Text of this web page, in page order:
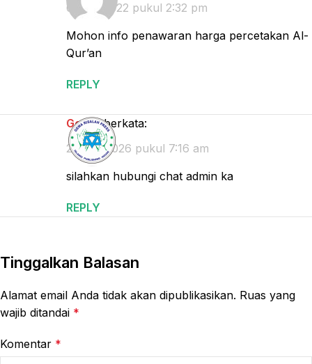
6 Juni 2022 pukul 2:32 pm
Mohon info penawaran harga percetakan Al-
Qur’an
REPLY
gema berkata:
28 Juli 2026 pukul 7:16 am
silahkan hubungi chat admin ka
REPLY
Tinggalkan Balasan
Alamat email Anda tidak akan dipublikasikan. Ruas yang
wajib ditandai *
Komentar *